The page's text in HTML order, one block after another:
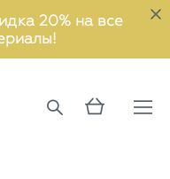
20% на все